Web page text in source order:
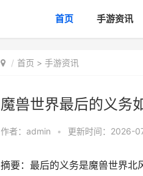
首页 手游资讯
首页 > 手游资讯
魔兽世界最后的义务
作者： admin • 更新时间：2026-
摘要：最后的义务是魔兽世界北